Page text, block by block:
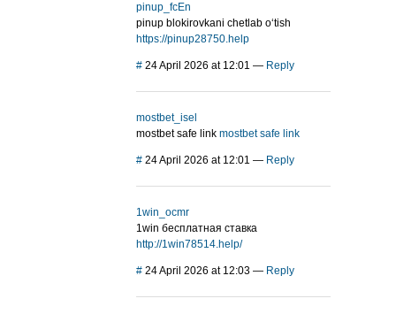
pinup_fcEn
pinup blokirovkani chetlab o‘tish
https://pinup28750.help
# 24 April 2026 at 12:01 — Reply
mostbet_isel
mostbet safe link mostbet safe link
# 24 April 2026 at 12:01 — Reply
1win_ocmr
1win бесплатная ставка
http://1win78514.help/
# 24 April 2026 at 12:03 — Reply